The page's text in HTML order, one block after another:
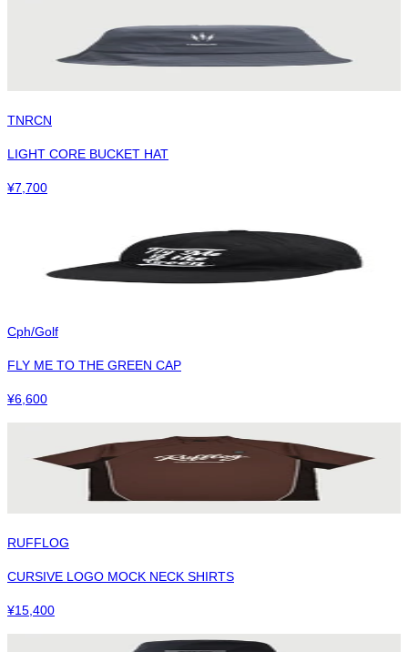
TNRCN
LIGHT CORE BUCKET HAT
¥7,700
Cph/Golf
FLY ME TO THE GREEN CAP
¥6,600
RUFFLOG
CURSIVE LOGO MOCK NECK SHIRTS
¥15,400